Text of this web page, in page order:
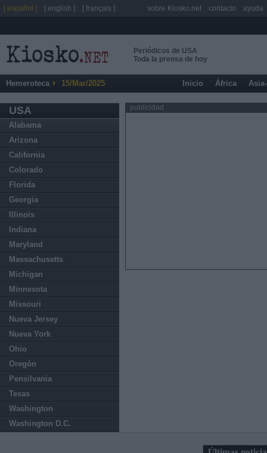
Periódicos de USA
Toda la prensa de hoy
Hemeroteca 15/Mar/2025 Inicio África
USA
Alabama
Arizona
California
Colorado
Florida
Georgia
Illinois
Indiana
Maryland
Massachusetts
Michigan
Minnesota
Missouri
Nueva Jersey
Nueva York
Ohio
Oregón
Pensilvania
Texas
Washington
Washington D.C.
publicidad
[ español ] [ english ] [ français ] sobre Kiosko.net contacto ayuda